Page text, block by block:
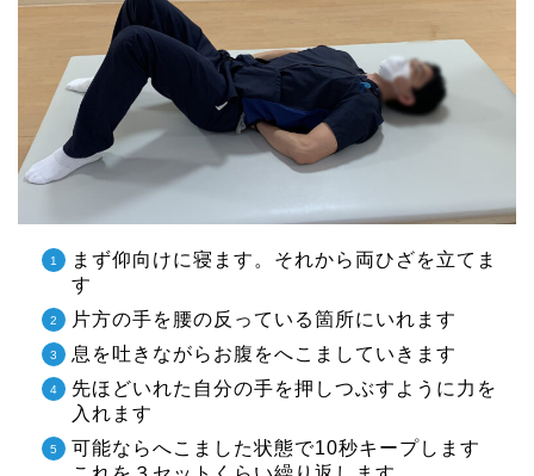
まず仰向けに寝ます。それから両ひざを立てま
す
片方の手を腰の反っている箇所にいれます
息を吐きながらお腹をへこましていきます
先ほどいれた自分の手を押しつぶすように力を
入れます
可能ならへこました状態で10秒キープします